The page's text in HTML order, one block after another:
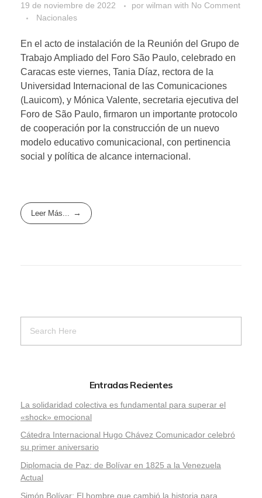
19 de noviembre de 2022 por wilman with No Comment
Nacionales
En el acto de instalación de la Reunión del Grupo de
Trabajo Ampliado del Foro São Paulo, celebrado en
Caracas este viernes, Tania Díaz, rectora de la
Universidad Internacional de las Comunicaciones
(Lauicom), y Mónica Valente, secretaria ejecutiva del
Foro de São Paulo, firmaron un importante protocolo
de cooperación por la construcción de un nuevo
modelo educativo comunicacional, con pertinencia
social y política de alcance internacional.
Leer Más...
Entradas Recientes
La solidaridad colectiva es fundamental para superar el
«shock» emocional
Cátedra Internacional Hugo Chávez Comunicador celebró
su primer aniversario
Diplomacia de Paz: de Bolívar en 1825 a la Venezuela
Actual
Simón Bolívar: El hombre que cambió la historia para